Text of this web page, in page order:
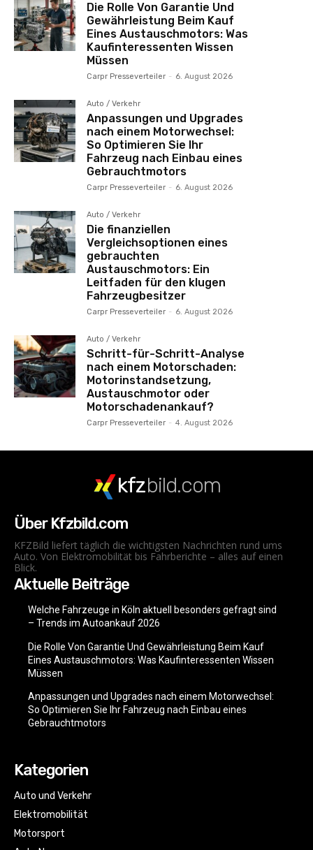
Die Rolle Von Garantie Und
Gewährleistung Beim Kauf
Eines Austauschmotors: Was
Kaufinteressenten Wissen
Müssen
Carpr Presseverteiler - 6. August 2026
Auto / Verkehr
Anpassungen und Upgrades
nach einem Motorwechsel:
So Optimieren Sie Ihr
Fahrzeug nach Einbau eines
Gebrauchtmotors
Carpr Presseverteiler - 6. August 2026
Auto / Verkehr
Die finanziellen
Vergleichsoptionen eines
gebrauchten
Austauschmotors: Ein
Leitfaden für den klugen
Fahrzeugbesitzer
Carpr Presseverteiler - 6. August 2026
Auto / Verkehr
Schritt-für-Schritt-Analyse
nach einem Motorschaden:
Motorinstandsetzung,
Austauschmotor oder
Motorschadenankauf?
Carpr Presseverteiler - 4. August 2026
kfzbild.com
Über Kfzbild.com
KFZBild liefert täglich die wichtigsten Nachrichten rund ums
Auto. Von Elektromobilität bis Fahrberichte – alles auf einen
Blick.
Aktuelle Beiträge
Welche Fahrzeuge in Köln aktuell besonders gefragt sind
– Trends im Autoankauf 2026
Die Rolle Von Garantie Und Gewährleistung Beim Kauf
Eines Austauschmotors: Was Kaufinteressenten Wissen
Müssen
Anpassungen und Upgrades nach einem Motorwechsel:
So Optimieren Sie Ihr Fahrzeug nach Einbau eines
Gebrauchtmotors
Kategorien
Auto und Verkehr
Elektromobilität
Motorsport